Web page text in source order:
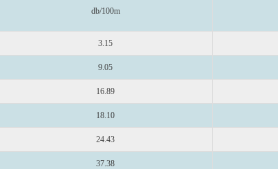
db/100m
3.15
9.05
16.89
18.10
24.43
37.38